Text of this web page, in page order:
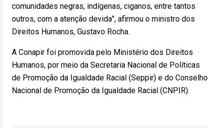
comunidades negras, indígenas, ciganos, entre tantos
outros, com a atenção devida”, afirmou o ministro dos
Direitos Humanos, Gustavo Rocha.
A Conapir foi promovida pelo Ministério dos Direitos
Humanos, por meio da Secretaria Nacional de Políticas
de Promoção da Igualdade Racial (Seppir) e do Conselho
Nacional de Promoção da Igualdade Racial (CNPIR).